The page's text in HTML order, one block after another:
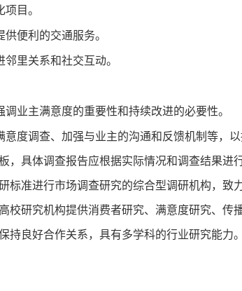
目。
便利的交通服务。
里关系和社交互动。
业主满意度的重要性和持续改进的必要性。
度调查、加强与业主的沟通和反馈机制等，以
，具体调查报告应根据实际情况和调查结果进
标准进行市场调查研究的综合型调研机构，致
校研究机构提供消费者研究、满意度研究、传
持良好合作关系，具有多学科的行业研究能力。